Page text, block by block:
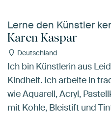
Lerne den Künstler
Karen Kaspar
Deutschland
Ich bin Künstlerin aus
Kindheit. Ich arbeite in
wie Aquarell, Acryl,
mit Kohle, Bleistift und